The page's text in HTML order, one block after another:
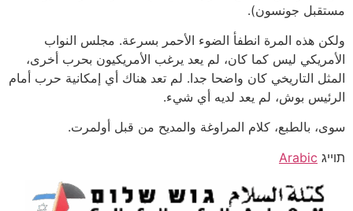
مستقبل جونسون).
ولكن هذه المرة انطفأ الضوء الأحمر بسرعة. مجلس النواب
الأمريكي ليس كما كان، لم يعد يرغب الأمريكيون بحرب أخرى،
المثل التاريخي كان واضحا جدا. لم تعد هناك أي إمكانية حرب أمام
الرئيس بوش، لم يعد لديه أي شيء.
سوى، بالطبع، كلام المراوغة والمديح من قبل أولمرت.
תוייג Arabic